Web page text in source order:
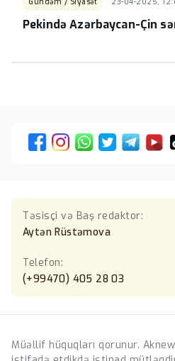
Pekində Azərbaycan-Çin
Təsisçi və Baş redaktor:
Aytən Rüstəmova
Telefon:
(+99470) 405 28 03
Müəllif hüquqları qorunur.